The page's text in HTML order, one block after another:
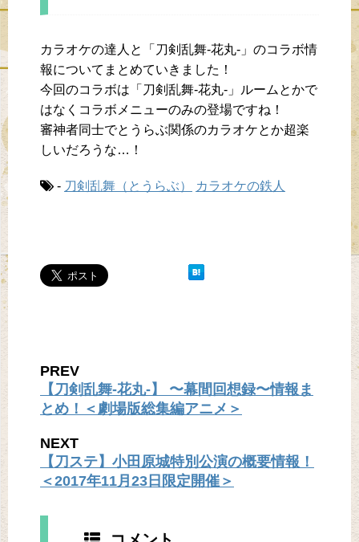
カラオケの達人と「刀剣乱舞-花丸-」のコラボ情
報についてまとめていきました！
今回のコラボは「刀剣乱舞-花丸-」ルームとかで
はなくコラボメニューのみの登場ですね！
審神者同士でとうらぶ関係のカラオケとか超楽
しいだろうな…！
- 刀剣乱舞（とうらぶ） カラオケの鉄人
PREV
【刀剣乱舞-花丸-】 〜幕間回想録〜情報ま
とめ！＜劇場版総集編アニメ＞
NEXT
【刀ステ】小田原城特別公演の概要情報！
＜2017年11月23日限定開催＞